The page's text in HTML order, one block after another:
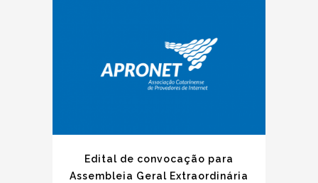
Edital de convocação para
Assembleia Geral Extraordinária